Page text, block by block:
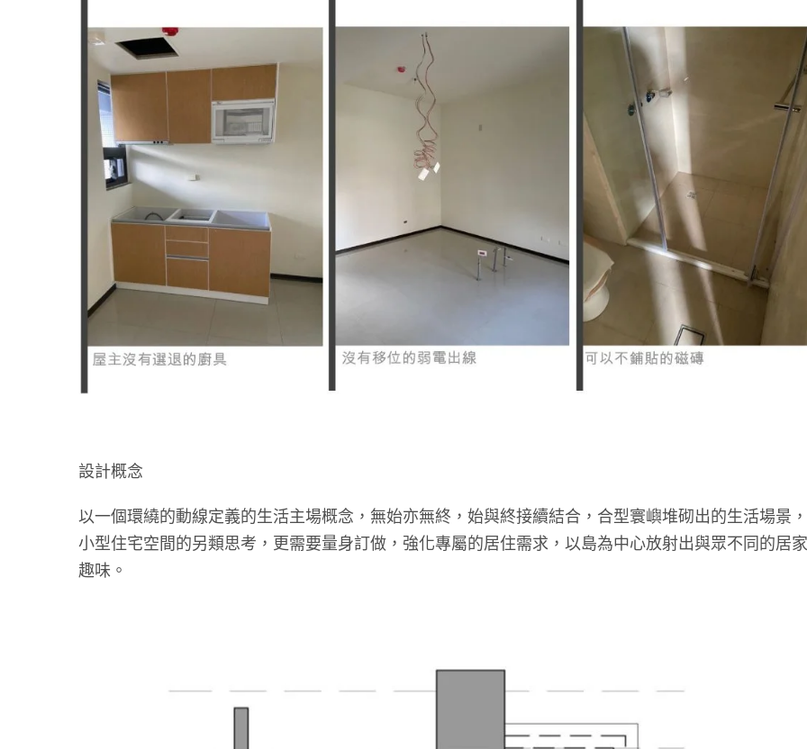
設計概念
以一個環繞的動線定義的生活主場概念，無始亦無終，始與終接續結合，合型寰嶼堆砌出的生活場景，
小型住宅空間的另類思考，更需要量身訂做，強化專屬的居住需求，以島為中心放射出與眾不同的居家
趣味。